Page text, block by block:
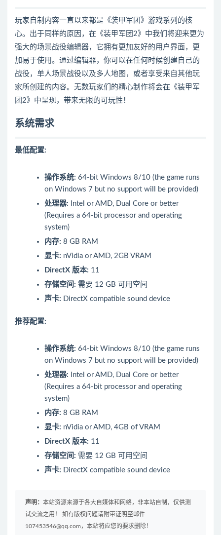
玩家自制内容一直以来都是《装甲军团》游戏系列的核
心。出于同样的原因，在《装甲军团2》中我们将迎来更为
强大的场景战役编辑器，它拥有更加友好的用户界面，更
加易于使用。通过编辑器，你可以在任何时候创建自己的
战役，单人场景战役以及多人地图，或者享受来自其他玩
家所创建的内容。无数玩家们的精心制作将会在《装甲军
团2》中呈现，带来无限的可玩性！
系统需求
最低配置:
操作系统: 64-bit Windows 8/10 (the game runs
on Windows 7 but no support will be provided)
处理器: Intel or AMD, Dual Core or better
(Requires a 64-bit processor and operating
system)
内存: 8 GB RAM
显卡: nVidia or AMD, 2GB VRAM
DirectX 版本: 11
存储空间: 需要 12 GB 可用空间
声卡: DirectX compatible sound device
推荐配置:
操作系统: 64-bit Windows 8/10 (the game runs
on Windows 7 but no support will be provided)
处理器: Intel or AMD, Dual Core or better
(Requires a 64-bit processor and operating
system)
内存: 8 GB RAM
显卡: nVidia or AMD, 4GB of VRAM
DirectX 版本: 11
存储空间: 需要 12 GB 可用空间
声卡: DirectX compatible sound device
声明： 本站资源来源于各大自媒体和网络，非本站自制，仅供测
试交流之用！ 如有版权问题请附带证明至邮件
107453546@qq.com，本站将应您的要求删除！